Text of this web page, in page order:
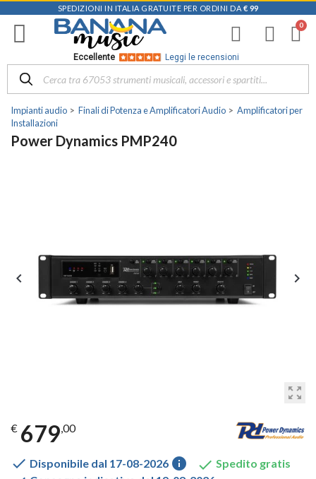
SPEDIZIONI IN ITALIA GRATUITE PER ORDINI DA € 99
Eccellente Leggi le recensioni
Impianti audio Finali di Potenza e Amplificatori Audio
Amplificatori per
Installazioni
Power Dynamics PMP240
zoom_out_map
 
€ 679,00
 Disponibile dal 17-08-2026 info  Spedito gratis